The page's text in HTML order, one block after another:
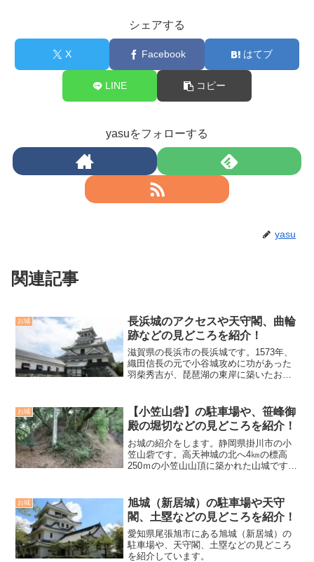
シェアする
X Facebook はてブ
LINE コピー
yasuをフォローする
yasu
関連記事
お城
長浜城のアクセスや天守閣、曲輪
跡などの見どころを紹介！
滋賀県の長浜市の長浜城です。1573年、
織田信長の元で小谷城攻めに功があった
羽柴秀吉が、琵琶湖の東岸に築いたお城
城し、名前も長浜と改名しました。羽柴
秀吉が初めで自身の居...
お城
【小笠山砦】の駐車場や、笹峰御
殿の堀切などの見どころを紹介！
お城の紹介をします。静岡県掛川市の小
笠山砦です。高天神城の北へ4㎞の標高
250ｍの小笠山山頂に築かれた山城です。
た。1581年の高天神城攻めの際には小笠
山に砦を築き...
お城
旭城（新居城）の駐車場や天守
閣、土塁などの見どころを紹介！
愛知県尾張旭市にある旭城（新居城）の
駐車場や、天守閣、土塁などの見どころ
を紹介しています。